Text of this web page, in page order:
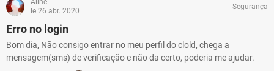
Aline
le 26 abr. 2020
Segurança
Erro no login
Bom dia, Não consigo entrar no meu perfil do clold, chega a
mensagem(sms) de verificação e não da certo, poderia me ajudar.